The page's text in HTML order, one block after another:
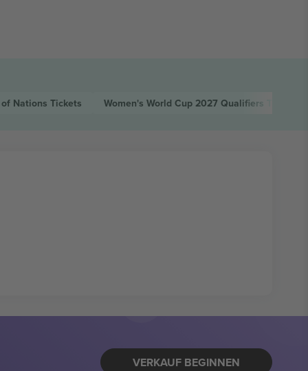
Nations Tickets Women's World Cup 2027 Qualifiers
VERKAUF BEGINNEN